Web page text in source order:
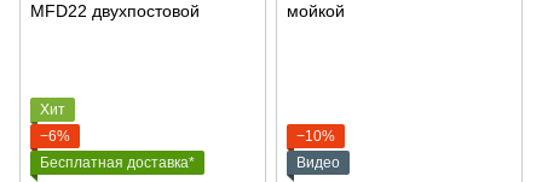
Хит
−6%
Бесплатная доставка*
−10%
Видео